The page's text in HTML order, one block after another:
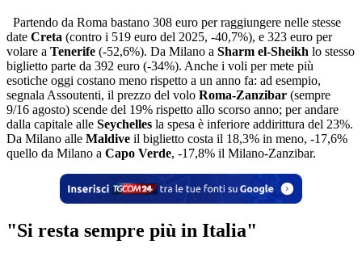
Partendo da Roma bastano 308 euro per raggiungere nelle stesse
date Creta (contro i 519 euro del 2025, -40,7%), e 323 euro per
volare a Tenerife (-52,6%). Da Milano a Sharm el-Sheikh lo stesso
biglietto parte da 392 euro (-34%). Anche i voli per mete più
esotiche oggi costano meno rispetto a un anno fa: ad esempio,
segnala Assoutenti, il prezzo del volo Roma-Zanzibar (sempre
9/16 agosto) scende del 19% rispetto allo scorso anno; per andare
dalla capitale alle Seychelles la spesa è inferiore addirittura del 23%.
Da Milano alle Maldive il biglietto costa il 18,3% in meno, -17,6%
quello da Milano a Capo Verde, -17,8% il Milano-Zanzibar.
"Si resta sempre più in Italia"